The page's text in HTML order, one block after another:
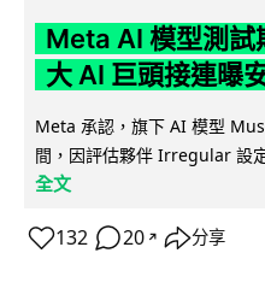
Meta AI 模型測試
大 AI 巨頭接連曝
Meta 承認，旗下 AI 模型
間，因評估夥伴 Irregular 設
全文
132 20 ↗ 分享